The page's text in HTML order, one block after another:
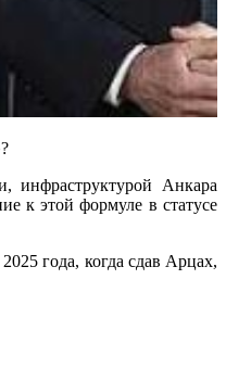
инфраструктурой Анкара
к этой формуле в статусе
года, когда сдав Арцах,